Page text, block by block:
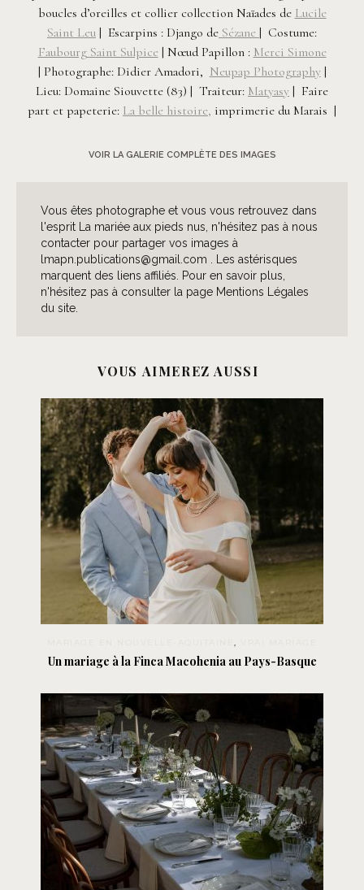
boucles d’oreilles et collier collection Naïades de Lucile
Saint Leu | Escarpins : Django de Sézane | Costume:
Faubourg Saint Sulpice | Nœud Papillon : Merci Simone
| Photographe: Didier Amadori, Neupap Photography|
Lieu: Domaine Siouvette (83) | Traiteur: Matyasy | Faire
part et papeterie: La belle histoire, imprimerie du Marais |
VOIR LA GALERIE COMPLÈTE DES IMAGES
Vous êtes photographe et vous vous retrouvez dans
l'esprit La mariée aux pieds nus, n'hésitez pas à nous
contacter pour partager vos images à
lmapn.publications@gmail.com . Les astérisques
marquent des liens affiliés. Pour en savoir plus,
n'hésitez pas à consulter la page Mentions Légales
du site.
VOUS AIMEREZ AUSSI
MARIAGE EN NOUVELLE-AQUITAINE,
Un mariage à la Finca Macohenia au Pays-Basque